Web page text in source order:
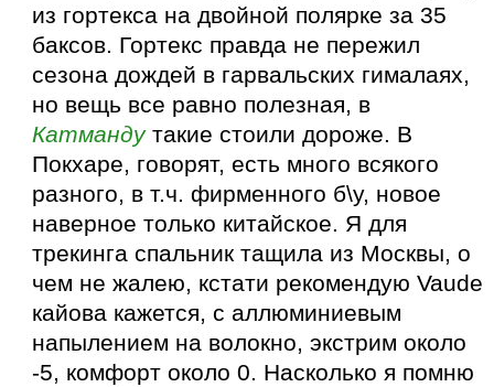
из гортекса на двойной полярке за 35
баксов. Гортекс правда не пережил
сезона дождей в гарвальских гималаях,
но вещь все равно полезная, в
Катмандутакие стоили дороже. В
Покхаре, говорят, есть много всякого
разного, в т.ч. фирменного б\у, новое
наверное только китайское. Я для
трекинга спальник тащила из Москвы, о
чем не жалею, кстати рекомендую Vaude
кайова кажется, с аллюминиевым
напылением на волокно, экстрим около
-5, комфорт около 0. Насколько я помню